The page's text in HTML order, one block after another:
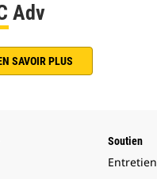
Adv
SAVOIR PLUS
Soutien
Entretien